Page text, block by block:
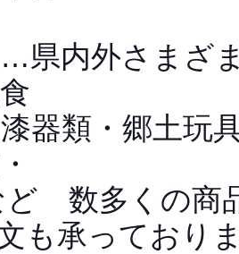
県内外さまざ
漆器類・郷土玩
ど 数多くの商
も承っており